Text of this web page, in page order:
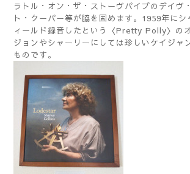
ラトル・オン・ザ・ストーヴパイプのデイヴ
ト・クーパー等が脇を固めます。1959年にシ
ィールド録音したという〈Pretty Polly〉の
ジョンやシャーリーにしては珍しいケイジャ
ものです。